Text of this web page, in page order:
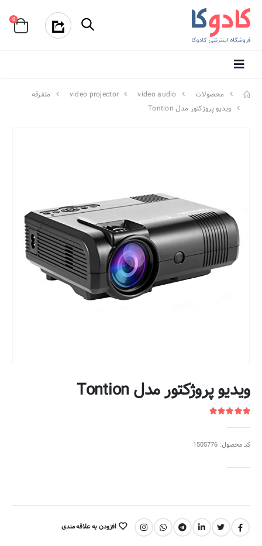
0
محصولات video audio
video projector
متفرقه
ویدیو پروژکتور مدل Tontion
ویدیو پروژکتور مدل Tontion
کد محصول: 1505776
اشتراک گذاری: افزودن به علاقه مندی